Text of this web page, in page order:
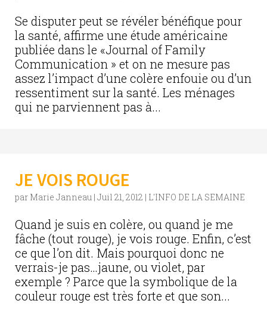
Se disputer peut se révéler bénéfique pour
la santé, affirme une étude américaine
publiée dans le «Journal of Family
Communication » et on ne mesure pas
assez l’impact d’une colère enfouie ou d’un
ressentiment sur la santé. Les ménages
qui ne parviennent pas à...
JE VOIS ROUGE
par Marie Janneau | Juil 21, 2012 | L'INFO DE LA SEMAINE
Quand je suis en colère, ou quand je me
fâche (tout rouge), je vois rouge. Enfin, c’est
ce que l’on dit. Mais pourquoi donc ne
verrais-je pas…jaune, ou violet, par
exemple ? Parce que la symbolique de la
couleur rouge est très forte et que son...